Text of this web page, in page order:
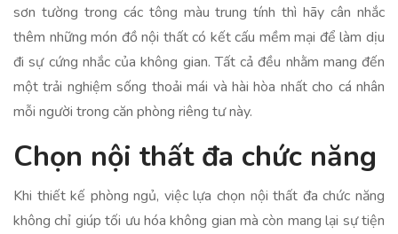
sơn tường trong các tông màu trung tính thì hãy cân nhắc
thêm những món đồ nội thất có kết cấu mềm mại để làm dịu
đi sự cứng nhắc của không gian. Tất cả đều nhằm mang đến
một trải nghiệm sống thoải mái và hài hòa nhất cho cá nhân
mỗi người trong căn phòng riêng tư này.
Chọn nội thất đa chức năng
Khi thiết kế phòng ngủ, việc lựa chọn nội thất đa chức năng
không chỉ giúp tối ưu hóa không gian mà còn mang lại sự tiện